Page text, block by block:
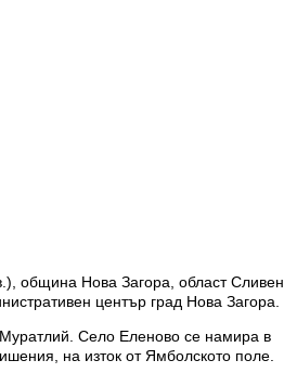
община Нова Загора, област Сливен,
център град Нова Загора.
Село Еленово се намира в
на изток от Ямболското поле.